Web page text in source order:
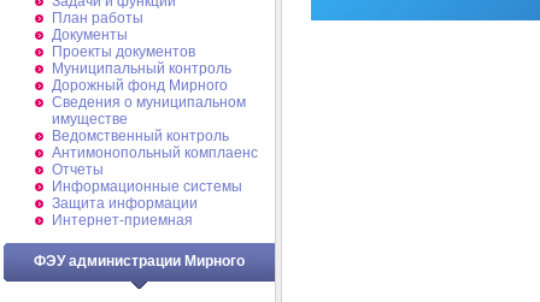
План работы
Документы
Проекты документов
Муниципальный контроль
Дорожный фонд Мирного
Cведения о муниципальном
имуществе
Ведомственный контроль
Антимонопольный комплаенс
Отчеты
Информационные системы
Защита информации
Интернет-приемная
ФЭУ администрации Мирного